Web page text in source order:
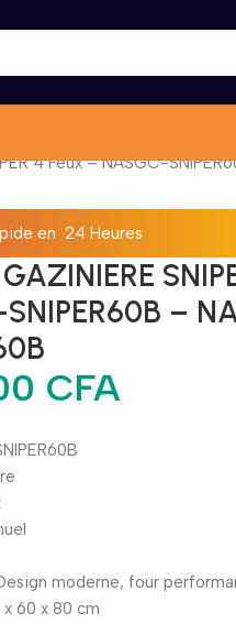
4 Feux – NASGC-
en 24 Heures
–
CFA
moderne, four
60 x 80 cm